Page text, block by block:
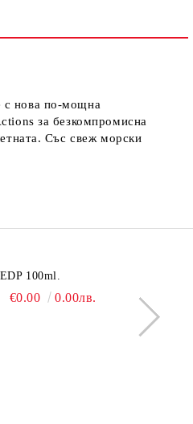
на работния ден.
с нова по-мощна
за безкомпромисна
Със свеж морски
100ml.
€0.00 0.00лв.